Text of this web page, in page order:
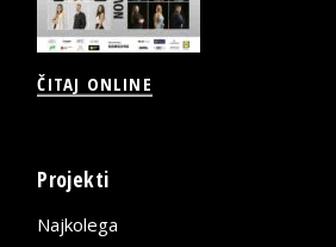
ČITAJ ONLINE
Projekti
Najkolega